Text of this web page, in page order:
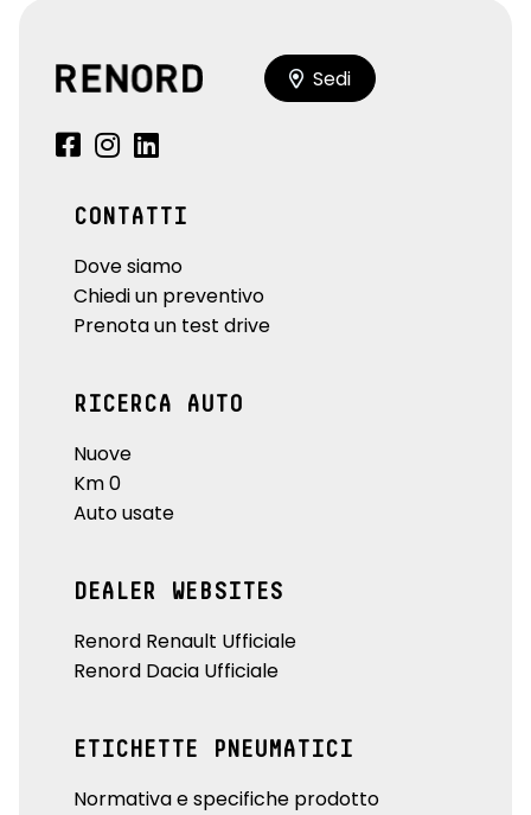
Sedi
CONTATTI
Dove siamo
Chiedi un preventivo
Prenota un test drive
RICERCA AUTO
Nuove
Km 0
Auto usate
DEALER WEBSITES
Renord Renault Ufficiale
Renord Dacia Ufficiale
ETICHETTE PNEUMATICI
Normativa e specifiche prodotto